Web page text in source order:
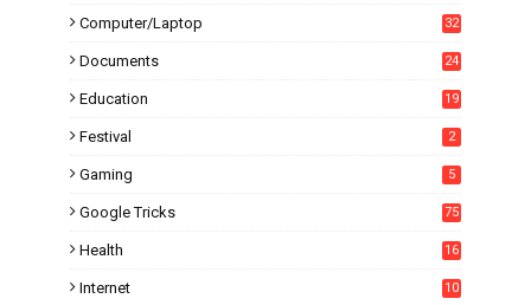
Computer/Laptop 32
Documents 24
Education
19
Festival 2
Gaming 5
Google Tricks 75
Health 16
Internet
10